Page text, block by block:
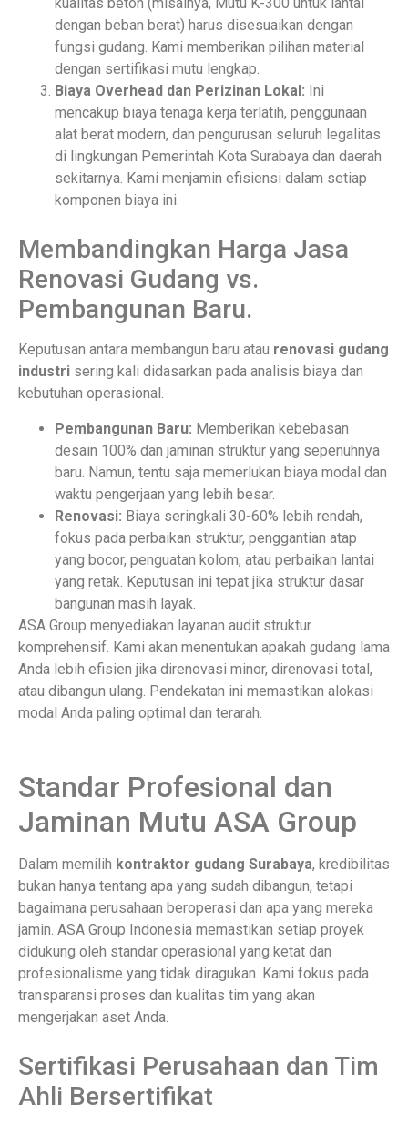
kualitas beton (misalnya, Mutu K-300 untuk lantai
dengan beban berat) harus disesuaikan dengan
fungsi gudang. Kami memberikan pilihan material
dengan sertifikasi mutu lengkap.
Biaya Overhead dan Perizinan Lokal: Ini
mencakup biaya tenaga kerja terlatih, penggunaan
alat berat modern, dan pengurusan seluruh legalitas
di lingkungan Pemerintah Kota Surabaya dan daerah
sekitarnya. Kami menjamin efisiensi dalam setiap
komponen biaya ini.
Membandingkan Harga Jasa
Renovasi Gudang vs.
Pembangunan Baru.
Keputusan antara membangun baru atau renovasi gudang
industri sering kali didasarkan pada analisis biaya dan
kebutuhan operasional.
Pembangunan Baru: Memberikan kebebasan
desain 100% dan jaminan struktur yang sepenuhnya
baru. Namun, tentu saja memerlukan biaya modal dan
waktu pengerjaan yang lebih besar.
Renovasi: Biaya seringkali 30-60% lebih rendah,
fokus pada perbaikan struktur, penggantian atap
yang bocor, penguatan kolom, atau perbaikan lantai
yang retak. Keputusan ini tepat jika struktur dasar
bangunan masih layak.
ASA Group menyediakan layanan audit struktur
komprehensif. Kami akan menentukan apakah gudang lama
Anda lebih efisien jika direnovasi minor, direnovasi total,
atau dibangun ulang. Pendekatan ini memastikan alokasi
modal Anda paling optimal dan terarah.
Standar Profesional dan
Jaminan Mutu ASA Group
Dalam memilih kontraktor gudang Surabaya, kredibilitas
bukan hanya tentang apa yang sudah dibangun, tetapi
bagaimana perusahaan beroperasi dan apa yang mereka
jamin. ASA Group Indonesia memastikan setiap proyek
didukung oleh standar operasional yang ketat dan
profesionalisme yang tidak diragukan. Kami fokus pada
transparansi proses dan kualitas tim yang akan
mengerjakan aset Anda.
Sertifikasi Perusahaan dan Tim
Ahli Bersertifikat